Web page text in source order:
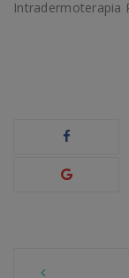
Intradermoterapia